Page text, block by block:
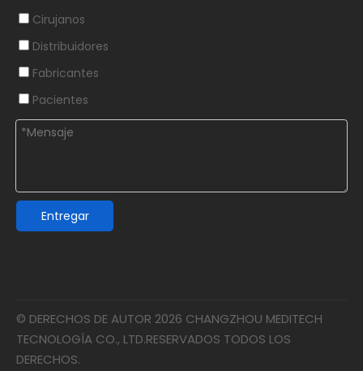
Cirujanos
Distribuidores
Fabricantes
Pacientes
Entregar
© DERECHOS DE AUTOR 2026 CHANGZHOU MEDITECH
TECNOLOGÍA CO., LTD.RESERVADOS TODOS LOS
DERECHOS.